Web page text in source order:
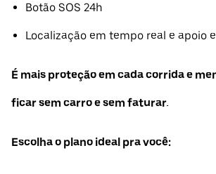
Botão SOS 24h
Localização em tempo real e apoio
É mais proteção em cada corrida e
ficar sem carro e sem faturar.
Escolha o plano ideal pra você: